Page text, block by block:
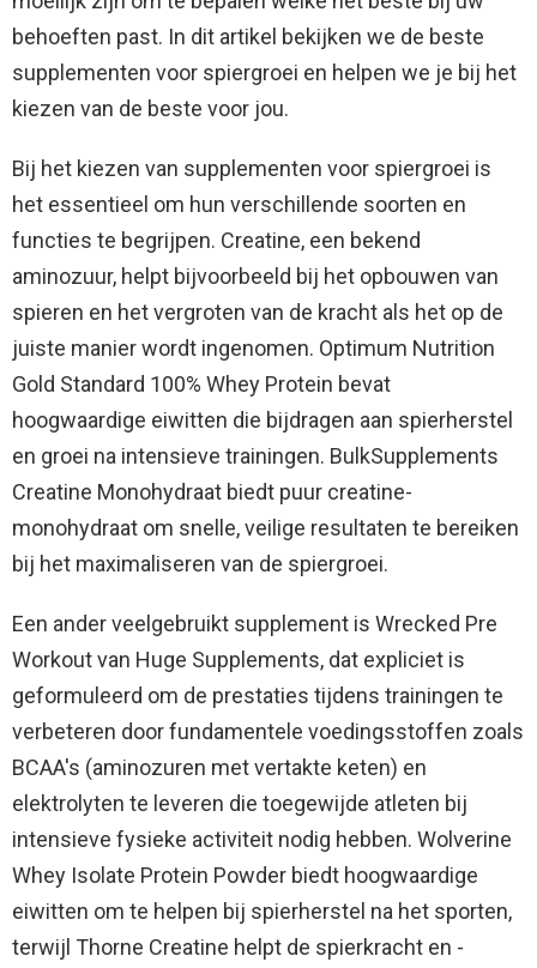
behoeften past. In dit artikel bekijken we de beste
supplementen voor spiergroei en helpen we je bij het
kiezen van de beste voor jou.
Bij het kiezen van supplementen voor spiergroei is
het essentieel om hun verschillende soorten en
functies te begrijpen. Creatine, een bekend
aminozuur, helpt bijvoorbeeld bij het opbouwen van
spieren en het vergroten van de kracht als het op de
juiste manier wordt ingenomen. Optimum Nutrition
Gold Standard 100% Whey Protein bevat
hoogwaardige eiwitten die bijdragen aan spierherstel
en groei na intensieve trainingen. BulkSupplements
Creatine Monohydraat biedt puur creatine-
monohydraat om snelle, veilige resultaten te bereiken
bij het maximaliseren van de spiergroei.
Een ander veelgebruikt supplement is Wrecked Pre
Workout van Huge Supplements, dat expliciet is
geformuleerd om de prestaties tijdens trainingen te
verbeteren door fundamentele voedingsstoffen zoals
BCAA's (aminozuren met vertakte keten) en
elektrolyten te leveren die toegewijde atleten bij
intensieve fysieke activiteit nodig hebben. Wolverine
Whey Isolate Protein Powder biedt hoogwaardige
eiwitten om te helpen bij spierherstel na het sporten,
terwijl Thorne Creatine helpt de spierkracht en -